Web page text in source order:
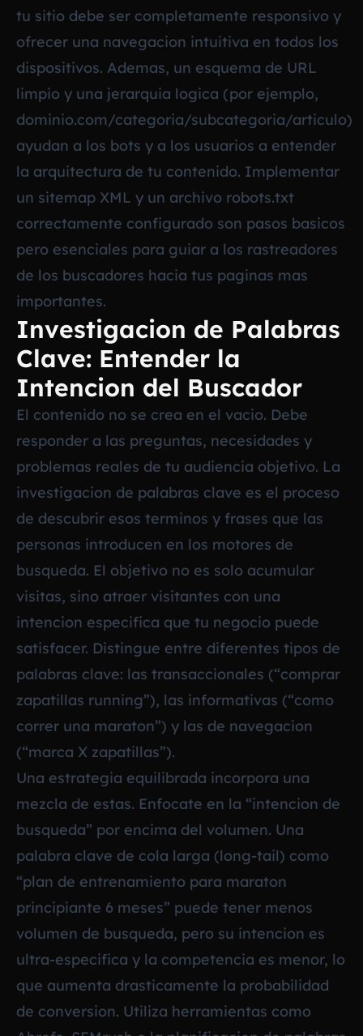
tu sitio debe ser completamente responsivo y
ofrecer una navegacion intuitiva en todos los
dispositivos. Ademas, un esquema de URL
limpio y una jerarquia logica (por ejemplo,
dominio.com/categoria/subcategoria/articulo)
ayudan a los bots y a los usuarios a entender
la arquitectura de tu contenido. Implementar
un sitemap XML y un archivo robots.txt
correctamente configurado son pasos basicos
pero esenciales para guiar a los rastreadores
de los buscadores hacia tus paginas mas
importantes.
Investigacion de Palabras
Clave: Entender la
Intencion del Buscador
El contenido no se crea en el vacio. Debe
responder a las preguntas, necesidades y
problemas reales de tu audiencia objetivo. La
investigacion de palabras clave es el proceso
de descubrir esos terminos y frases que las
personas introducen en los motores de
busqueda. El objetivo no es solo acumular
visitas, sino atraer visitantes con una
intencion especifica que tu negocio puede
satisfacer. Distingue entre diferentes tipos de
palabras clave: las transaccionales (“comprar
zapatillas running”), las informativas (“como
correr una maraton”) y las de navegacion
(“marca X zapatillas”).
Una estrategia equilibrada incorpora una
mezcla de estas. Enfocate en la “intencion de
busqueda” por encima del volumen. Una
palabra clave de cola larga (long-tail) como
“plan de entrenamiento para maraton
principiante 6 meses” puede tener menos
volumen de busqueda, pero su intencion es
ultra-especifica y la competencia es menor, lo
que aumenta drasticamente la probabilidad
de conversion. Utiliza herramientas como